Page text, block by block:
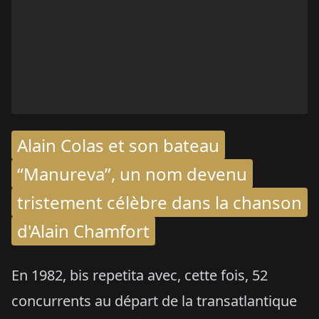
Alain Colas et son bateau
“Manureva”, un nom devenu
tristement célèbre dans la chanson
d'Alain Chamfort
En 1982, bis repetita avec, cette fois, 52
concurrents au départ de la transatlantique